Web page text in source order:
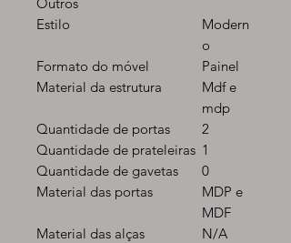
Estilo
Modern
o
Formato do móvel
Painel
Material da estrutura
Mdf e
mdp
Quantidade de portas
2
Quantidade de prateleiras 1
Quantidade de gavetas
0
Material das portas
MDP e
MDF
Material das alças
N/A